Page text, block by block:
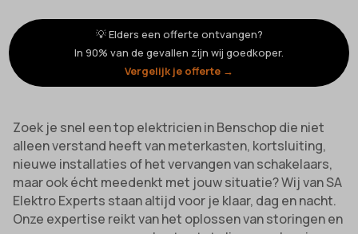
💡 Elders een offerte ontvangen?
In 90% van de gevallen zijn wij goedkoper.
Vergelijk je offerte →
Zoek je snel een top elektricien in Benschop die niet
alleen verstand heeft van meterkasten, kortsluiting,
nieuwe installaties of het vervangen van schakelaars,
maar ook écht meedenkt met jouw situatie? Wij van SA
Elektro Experts staan altijd voor je klaar, dag en nacht.
Onze expertise reikt van het oplossen van storingen en